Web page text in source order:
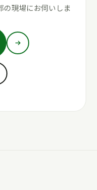
の現場にお伺いしま